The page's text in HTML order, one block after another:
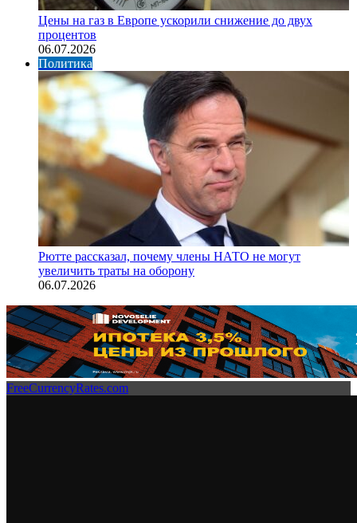
Цены на газ в Европе ускорили снижение до двух
процентов
06.07.2026
Политика
Рютте рассказал, почему члены НАТО не могут
увеличить траты на оборону
06.07.2026
FreeCurrencyRates.com